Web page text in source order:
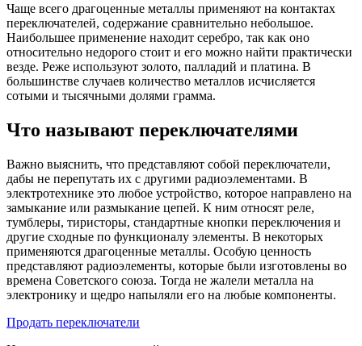
Чаще всего драгоценные металлы применяют на контактах
переключателей, содержание сравнительно небольшое.
Наибольшее применение находит серебро, так как оно
относительно недорого стоит и его можно найти практически
везде. Реже используют золото, палладий и платина. В
большинстве случаев количество металлов исчисляется
сотыми и тысячными долями грамма.
Что называют переключателями
Важно выяснить, что представляют собой переключатели,
дабы не перепутать их с другими радиоэлементами. В
электротехнике это любое устройство, которое направлено на
замыкание или размыкание цепей. К ним относят реле,
тумблеры, тиристоры, стандартные кнопки переключения и
другие сходные по функционалу элементы. В некоторых
применяются драгоценные металлы. Особую ценность
представляют радиоэлементы, которые были изготовлены во
времена Советского союза. Тогда не жалели металла на
электронику и щедро напыляли его на любые компоненты.
Продать переключатели